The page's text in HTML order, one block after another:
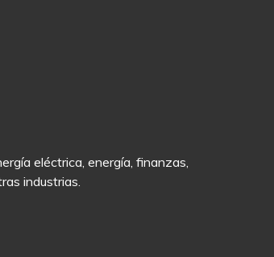
eléctrica, energía, finanzas,
industrias.